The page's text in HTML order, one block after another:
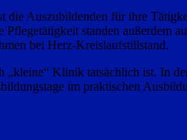
die Auszubildenden für ihre
standen außerdem
bei Herz-Kreislaufstillstand.
Klinik tatsächlich ist. In
im praktischen